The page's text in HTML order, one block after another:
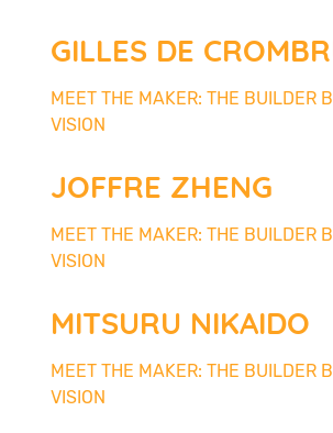
GILLES DE
MEET THE MAKER: THE BUILDER
VISION
JOFFRE ZHENG
MEET THE MAKER: THE BUILDER
VISION
MITSURU NIKAIDO
MEET THE MAKER: THE BUILDER
VISION